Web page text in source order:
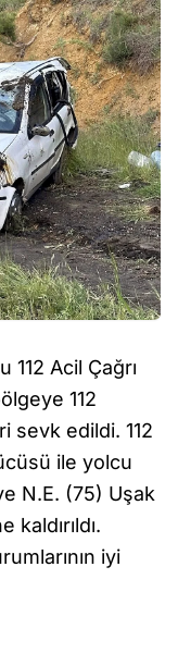
Acil Çağrı
112
sevk edildi. 112
ile yolcu
N.E. (75) Uşak
kaldırıldı.
iyi